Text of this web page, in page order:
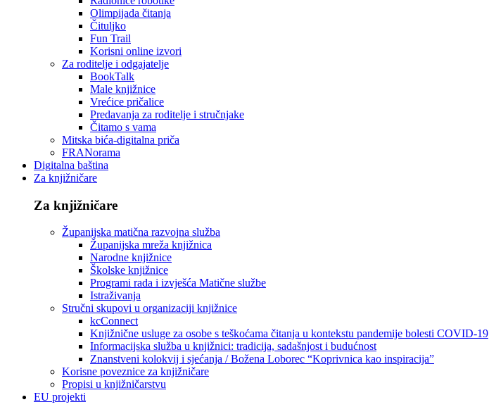
Olimpijada čitanja
Čituljko
Fun Trail
Korisni online izvori
Za roditelje i odgajatelje
BookTalk
Male knjižnice
Vrećice pričalice
Predavanja za roditelje i stručnjake
Čitamo s vama
Mitska bića-digitalna priča
FRANorama
Digitalna baština
Za knjižničare
Za knjižničare
Županijska matična razvojna služba
Županijska mreža knjižnica
Narodne knjižnice
Školske knjižnice
Programi rada i izvješća Matične službe
Istraživanja
Stručni skupovi u organizaciji knjižnice
kcConnect
Knjižnične usluge za osobe s teškoćama čitanja u kontekstu pandemije bolesti COVID-19
Informacijska služba u knjižnici: tradicija, sadašnjost i budućnost
Znanstveni kolokvij i sjećanja / Božena Loborec “Koprivnica kao inspiracija”
Korisne poveznice za knjižničare
Propisi u knjižničarstvu
EU projekti